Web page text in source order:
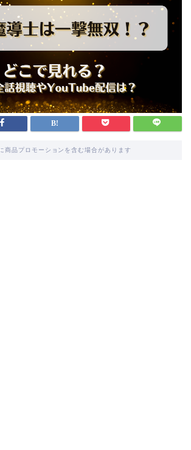
商品プロモーションを含む場合があります